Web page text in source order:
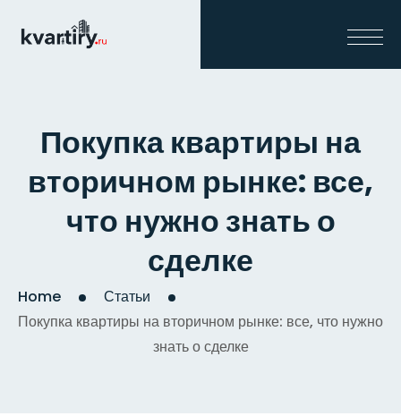
Покупка квартиры на
вторичном рынке: все,
что нужно знать о
сделке
Home
Статьи
Покупка квартиры на вторичном рынке: все, что нужно
знать о сделке